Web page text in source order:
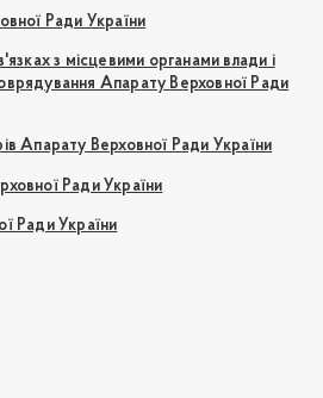
Ради України
з місцевими органами влади і
Апарату Верховної Ради
Апарату Верховної Ради України
Ради України
Ради України